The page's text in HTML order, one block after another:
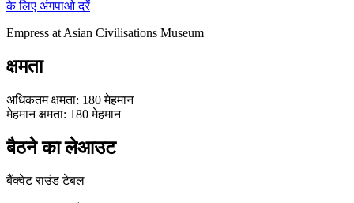
के लिए अंगपाओ दरें
Empress at Asian Civilisations Museum
क्षमता
अधिकतम क्षमता: 180 मेहमान
मेहमान क्षमता: 180 मेहमान
बैठने का लेआउट
बैंक्वेट राउंड टेबल